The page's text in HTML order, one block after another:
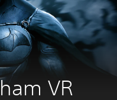
VR